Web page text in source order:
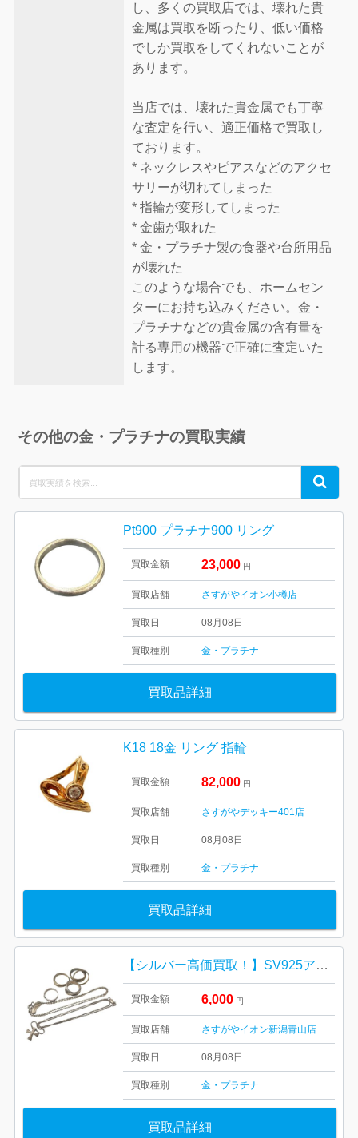
し、多くの買取店では、壊れた貴
金属は買取を断ったり、低い価格
でしか買取をしてくれないことが
あります。
当店では、壊れた貴金属でも丁寧
な査定を行い、適正価格で買取し
ております。
* ネックレスやピアスなどのアクセ
サリーが切れてしまった
* 指輪が変形してしまった
* 金歯が取れた
* 金・プラチナ製の食器や台所用品
が壊れた
このような場合でも、ホームセン
ターにお持ち込みください。金・
プラチナなどの貴金属の含有量を
計る専用の機器で正確に査定いた
します。
その他の金・プラチナの買取実績
for:
Search
Pt900 プラチナ900 リング
買取金額 23,000 円
買取店舗 さすがやイオン小樽店
買取日 08月08日
買取種別 金・プラチナ
買取品詳細
K18 18金 リング 指輪
買取金額 82,000 円
買取店舗 さすがやデッキー401店
買取日 08月08日
買取種別 金・プラチナ
買取品詳細
【シルバー高価買取！】SV925アクセサリーまとめ
買取金額 6,000 円
買取店舗 さすがやイオン新潟青山店
買取日 08月08日
買取種別 金・プラチナ
買取品詳細